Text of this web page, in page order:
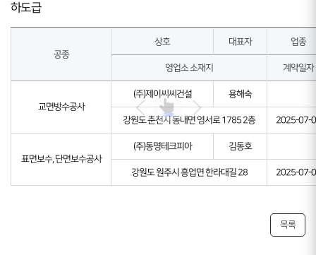
하도급
공종
상호 대표자 업종
영업소 소재지 계약일자
교면방수공사
(주)제이씨씨건설 용해숙
강원도 춘천시 동내면 영서로 1785 2층 2025-07-
표면보수, 단면보수공사
(주)동명테크피아 김동호
강원도 원주시 흥업면 한라대길 28 2025-07-
목록